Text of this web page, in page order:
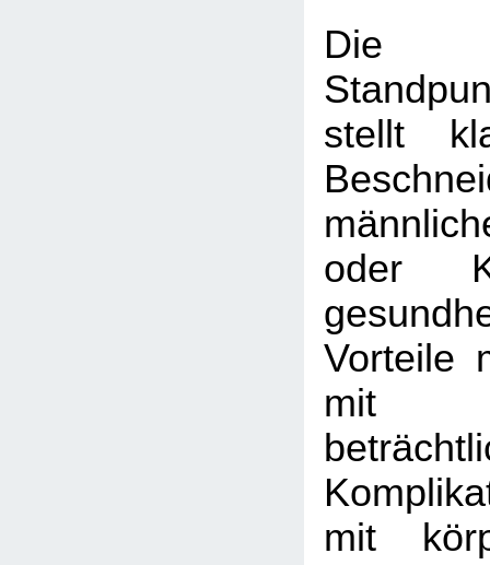
Die
stellt
oder
Vorteile
mit
mit